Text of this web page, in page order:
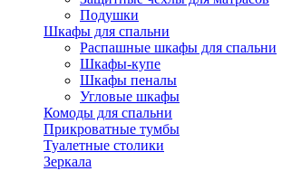
Подушки
Шкафы для спальни
Распашные шкафы для спальни
Шкафы-купе
Шкафы пеналы
Угловые шкафы
Комоды для спальни
Прикроватные тумбы
Туалетные столики
Зеркала